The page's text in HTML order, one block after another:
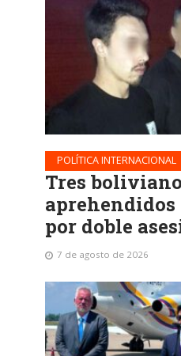
POLÍTICA INTERNACIONAL
Tres
aprehendidos
por doble
7 de agosto de 2026